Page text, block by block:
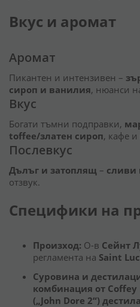
Вкус и аромат
Аромат
Пикантен и интензивен –
сироп и ванилия, нюанси
Вкус
Богати тъмни подправки,
toffee/златен сироп, кафе и
Послевкус
Дълъг и затоплящ – сливи
отзвук.
Специфики на
Произход: О-в Сейнт
регламента на Saint
Суровина и
комбинация от
(„John Dore 2“)